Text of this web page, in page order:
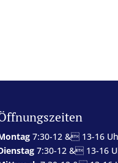
7:30-12 & 13-16
7:30-12 & 13-16